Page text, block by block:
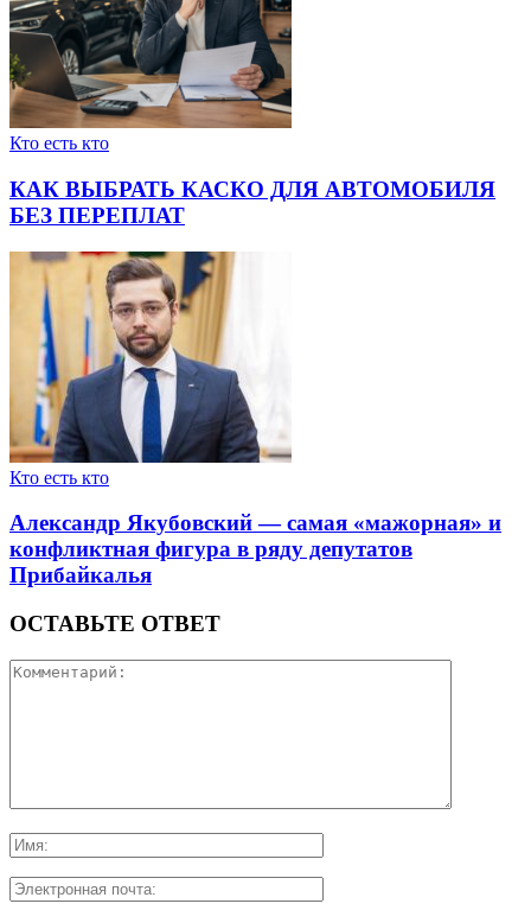
Кто есть кто
КАК ВЫБРАТЬ КАСКО ДЛЯ АВТОМОБИЛЯ
БЕЗ ПЕРЕПЛАТ
Кто есть кто
Александр Якубовский — самая «мажорная» и
конфликтная фигура в ряду депутатов
Прибайкалья
ОСТАВЬТЕ ОТВЕТ